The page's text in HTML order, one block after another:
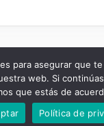
Politica de Cookies
Politica de
Online
para asegurar que
web. Si
que estás de
Política de